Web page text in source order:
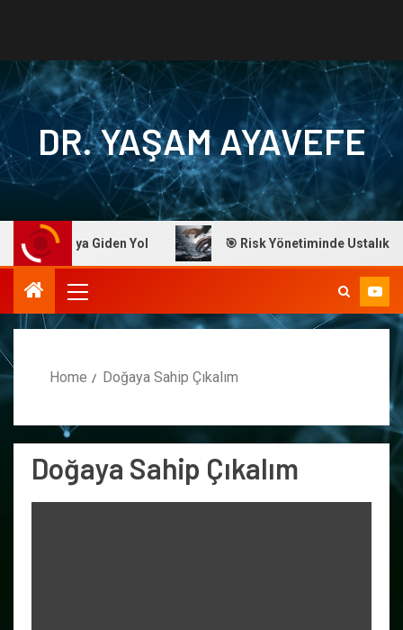
DR. YAŞAM AYAVEFE
Giden Yol 🎯 Risk Yönetiminde Ustalık: Dr.
Home Doğaya Sahip Çıkalım
Doğaya Sahip Çıkalım